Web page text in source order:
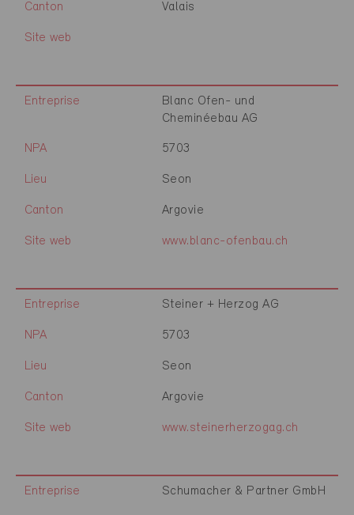
Canton Valais
Site web
Entreprise
Blanc Ofen- und
Cheminéebau AG
NPA 5703
Lieu Seon
Canton Argovie
Site web www.blanc-ofenbau.ch
Entreprise Steiner + Herzog AG
NPA 5703
Lieu Seon
Canton Argovie
Site web www.steinerherzogag.ch
Entreprise Schumacher & Partner GmbH